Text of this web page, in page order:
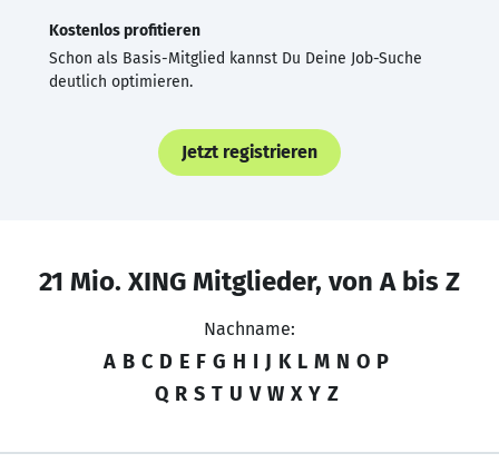
Kostenlos profitieren
Schon als Basis-Mitglied kannst Du Deine Job-Suche
deutlich optimieren.
Jetzt registrieren
21 Mio. XING Mitglieder, von A bis Z
Nachname:
A B C D E F G H I J K L M N O P
Q R S T U V W X Y Z